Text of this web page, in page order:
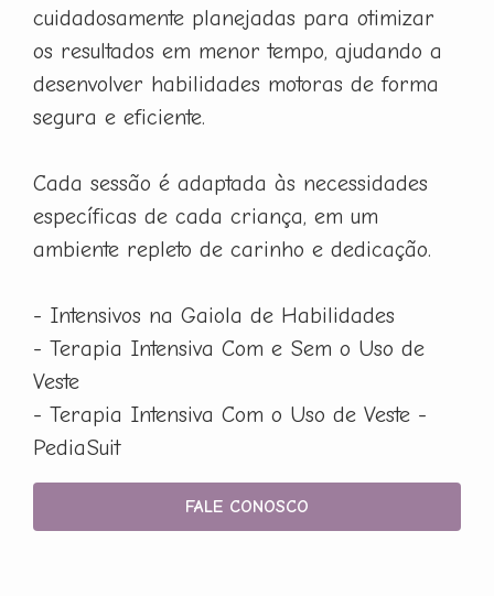
cuidadosamente planejadas para otimizar
os resultados em menor tempo, ajudando a
desenvolver habilidades motoras de forma
segura e eficiente.
Cada sessão é adaptada às necessidades
específicas de cada criança, em um
ambiente repleto de carinho e dedicação.
- Intensivos na Gaiola de Habilidades
- Terapia Intensiva Com e Sem o Uso de
Veste
- Terapia Intensiva Com o Uso de Veste -
PediaSuit
FALE CONOSCO